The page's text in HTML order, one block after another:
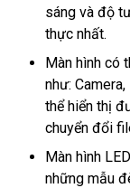
sáng và độ
thực nhất.
Màn hình có
như:
thể hiển thị
chuyển đổi
Màn hình
những mẫu